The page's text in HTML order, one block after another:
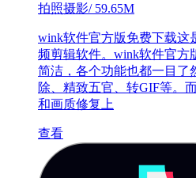
拍照摄影/59.65M
wink软件官方版免费下载这
频剪辑软件。wink软件官方
简洁，各个功能也都一目了
除、精致五官、转GIF等。
和画质修复上
查看